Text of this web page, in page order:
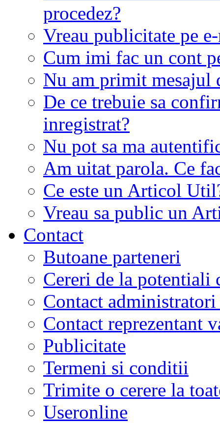
procedez?
Vreau publicitate pe
Cum imi fac un cont
Nu am primit mesajul
De ce trebuie sa
inregistrat?
Nu pot sa ma
Am uitat parola. Ce
Ce este un Articol
Vreau sa public un
Contact
Butoane parteneri
Cereri de la potentiali
Contact
Contact reprezentant
Publicitate
Termeni si conditii
Trimite o cerere la
Useronline